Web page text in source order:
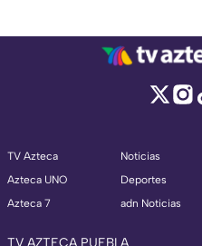
TV Azteca
Azteca UNO
Azteca 7
Noticias
Deportes
adn Noticias